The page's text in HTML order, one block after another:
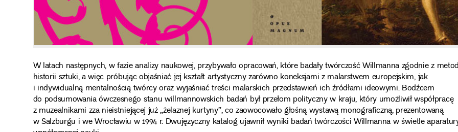
W latach następnych, w fazie analizy naukowej, przybywało opracowań, które badały twórczość Willmanna zgodnie z
historii sztuki, a więc próbując objaśniać jej kształt artystyczny zarówno koneksjami z malarstwem europejskim, jak
i indywidualną mentalnością twórcy oraz wyjaśniać treści malarskich przedstawień ich źródłami ideowymi. Bodźcem
do podsumowania ówczesnego stanu willmannowskich badań był przełom polityczny w kraju, który umożliwił współpracę
z muzealnikami zza nieistniejącej już „żelaznej kurtyny”, co zaowocowało głośną wystawą monograficzną, prezentowaną
w Salzburgu i we Wrocławiu w 1994 r. Dwujęzyczny katalog ujawnił wyniki badań twórczości Willmanna w świetle